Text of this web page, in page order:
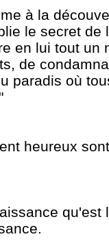
à la
le secret de
en lui tout un
de
paradis où
heureux
qu'est